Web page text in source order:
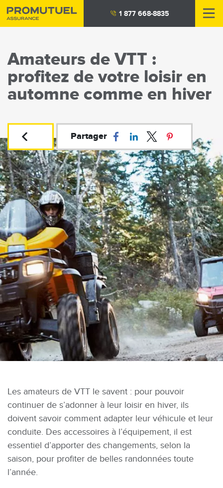
Aller
au
1 877 668-8835
Amateurs de VTT :
profitez de votre loisir en
automne comme en hiver
Partager
Les amateurs de VTT le savent : pour pouvoir
continuer de s’adonner à leur loisir en hiver, ils
doivent savoir comment adapter leur véhicule et leur
conduite. Des accessoires à l’équipement, il est
essentiel d’apporter des changements, selon la
saison, pour profiter de belles randonnées toute
l’année.